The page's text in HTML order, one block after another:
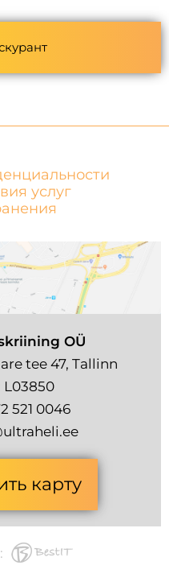
услуг
OÜ
tee 47, Tallinn
521 0046
карту